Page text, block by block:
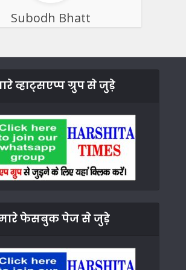
Subodh Bhatt
व्हाट्सएप्प ग्रुप से जुड़े
फेसबुक पेज से जुड़े